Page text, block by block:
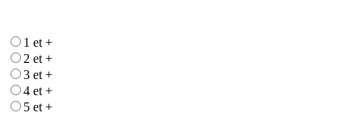
1 et +
2 et +
3 et +
4 et +
5 et +